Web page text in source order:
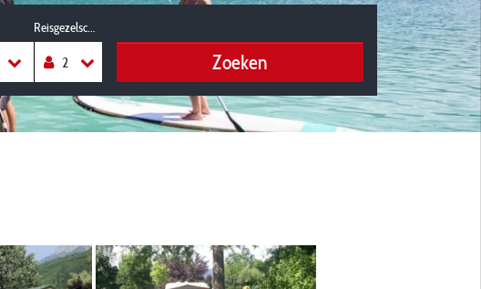
Reisgezelschap
Zoeken